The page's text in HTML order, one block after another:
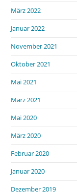
März 2022
Januar 2022
November 2021
Oktober 2021
Mai 2021
März 2021
Mai 2020
März 2020
Februar 2020
Januar 2020
Dezember 2019